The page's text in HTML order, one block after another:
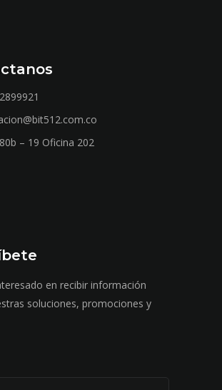
– 19 Oficina 202
en recibir información
soluciones, promociones y